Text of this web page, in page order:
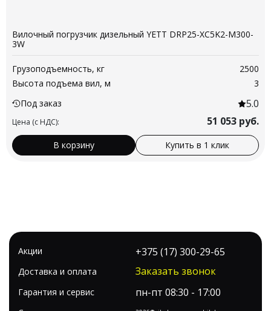
Вилочный погрузчик дизельный YETT DRP25-XC5K2-M300-
3W
Грузоподъемность, кг
2500
Высота подъема вил, м
3
Под заказ
5.0
Цена (с НДС): 51 053 руб.
В корзину Купить в 1 клик
Акции
Доставка и оплата
Гарантия и сервис
+375 (17) 300-29-65
Заказать звонок
пн-пт 08:30 - 17:00